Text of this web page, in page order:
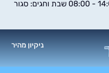
ניקיון מהיר